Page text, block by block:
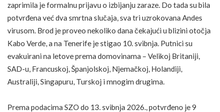
zaprimila je formalnu prijavu o izbijanju zaraze. Do tada su bila
potvrđena već dva smrtna slučaja, sva tri uzrokovana Andes
virusom. Brod je proveo nekoliko dana čekajući u blizini otočja
Kabo Verde, a na Tenerife je stigao 10. svibnja. Putnici su
evakuirani na letove prema domovinama – Velikoj Britaniji,
SAD-u, Francuskoj, Španjolskoj, Njemačkoj, Holandiji,
Australiji, Singapuru, Turskoj i mnogim drugima.
Prema podacima SZO do 13. svibnja 2026., potvrđeno je 9